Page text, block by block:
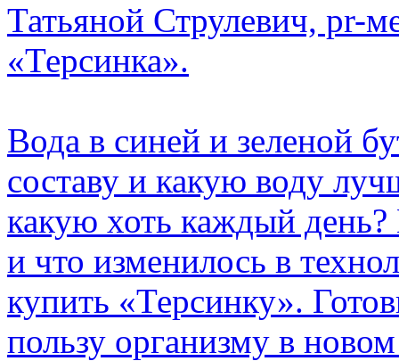
Татьяной Струлевич, pr-
«Терсинка».
Вода в синей и зеленой
составу и какую воду
какую хоть каждый день?
и что изменилось в
купить «Терсинку».
пользу организму в